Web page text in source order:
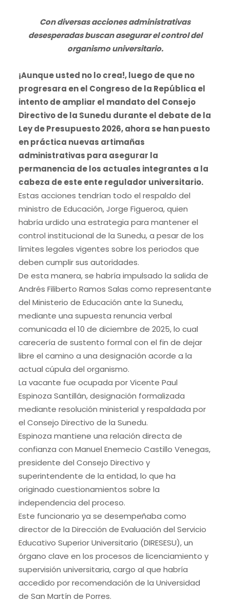
Con diversas acciones administrativas
desesperadas buscan asegurar el control del
organismo universitario.
¡Aunque usted no lo crea!, luego de que no
progresara en el Congreso de la República el
intento de ampliar el mandato del Consejo
Directivo de la Sunedu durante el debate de la
Ley de Presupuesto 2026, ahora se han puesto
en práctica nuevas artimañas
administrativas para asegurar la
permanencia de los actuales integrantes a la
cabeza de este ente regulador universitario.
Estas acciones tendrían todo el respaldo del
ministro de Educación, Jorge Figueroa, quien
habría urdido una estrategia para mantener el
control institucional de la Sunedu, a pesar de los
límites legales vigentes sobre los periodos que
deben cumplir sus autoridades.
De esta manera, se habría impulsado la salida de
Andrés Filiberto Ramos Salas como representante
del Ministerio de Educación ante la Sunedu,
mediante una supuesta renuncia verbal
comunicada el 10 de diciembre de 2025, lo cual
carecería de sustento formal con el fin de dejar
libre el camino a una designación acorde a la
actual cúpula del organismo.
La vacante fue ocupada por Vicente Paul
Espinoza Santillán, designación formalizada
mediante resolución ministerial y respaldada por
el Consejo Directivo de la Sunedu.
Espinoza mantiene una relación directa de
confianza con Manuel Enemecio Castillo Venegas,
presidente del Consejo Directivo y
superintendente de la entidad, lo que ha
originado cuestionamientos sobre la
independencia del proceso.
Este funcionario ya se desempeñaba como
director de la Dirección de Evaluación del Servicio
Educativo Superior Universitario (DIRESESU), un
órgano clave en los procesos de licenciamiento y
supervisión universitaria, cargo al que habría
accedido por recomendación de la Universidad
de San Martín de Porres.